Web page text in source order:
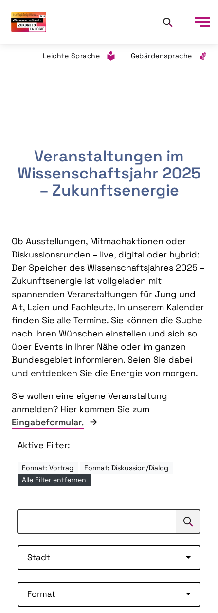
Leichte Sprache Gebärdensprache
Veranstaltungen im
Wissenschaftsjahr 2025
– Zukunftsenergie
Ob Ausstellungen, Mitmachaktionen oder
Diskussionsrunden – live, digital oder hybrid:
Der Speicher des Wissenschaftsjahres 2025 –
Zukunftsenergie ist vollgeladen mit
spannenden Veranstaltungen für Jung und
Alt, Laien und Fachleute. In unserem Kalender
finden Sie alle Termine. Sie können die Suche
nach Ihren Wünschen einstellen und sich so
über Events in Ihrer Nähe oder im ganzen
Bundesgebiet informieren. Seien Sie dabei
und entdecken Sie die Energie von morgen.
Sie wollen eine eigene Veranstaltung
anmelden? Hier kommen Sie zum
Eingabeformular.
Aktive Filter:
Format: Vortrag
Format: Diskussion/Dialog
Alle Filter entfernen
Suchen
Stadt
Format